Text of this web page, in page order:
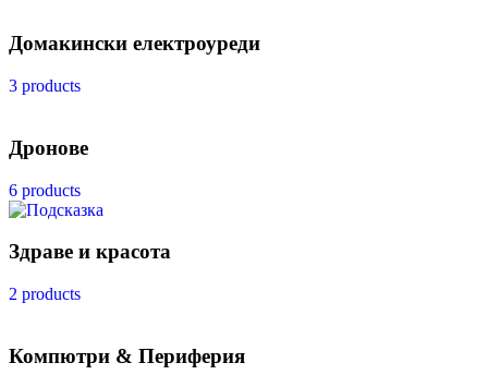
Домакински електроуреди
3 products
Дронове
6 products
Здраве и красота
2 products
Компютри & Периферия